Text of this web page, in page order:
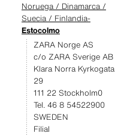
Noruega / Dinamarca /
Suecia / Finlandia-
Estocolmo
ZARA Norge AS
c/o ZARA Sverige AB
Klara Norra Kyrkogata
29
111 22 Stockholm0
Tel. 46 8 54522900
SWEDEN
Filial